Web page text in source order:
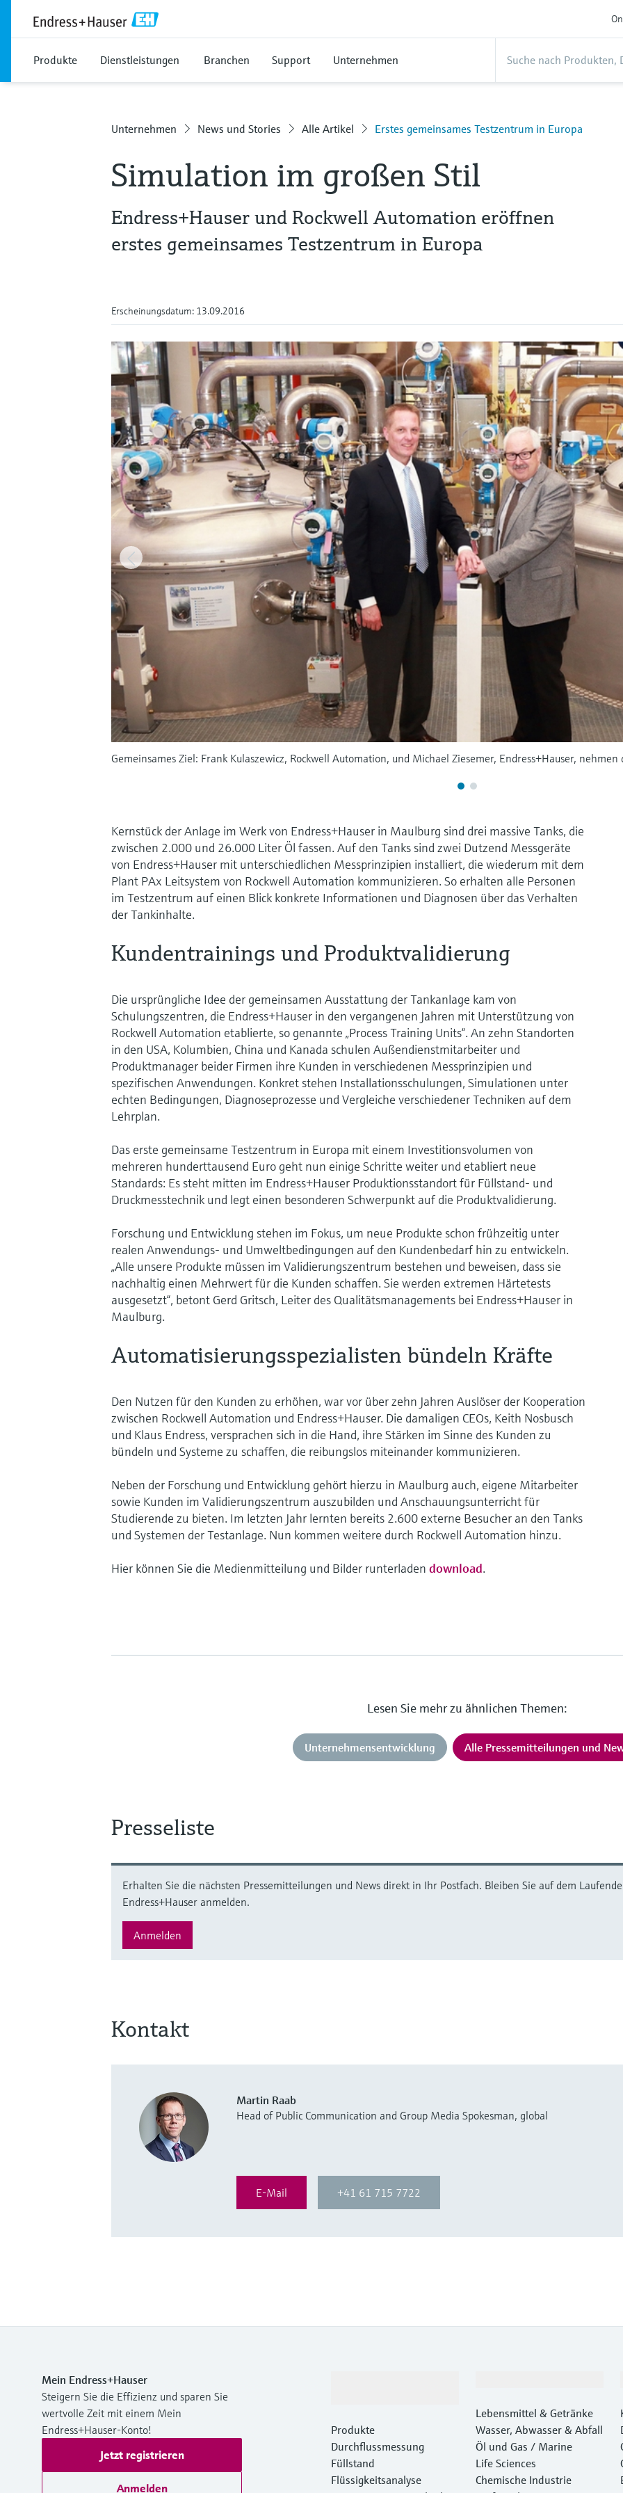
Produkte Dienstleistungen Branchen Support Unternehmen
Unternehmen News und Stories Alle Artikel Erstes gemeinsames Testzentrum in Europa
Simulation im großen Stil
Endress+Hauser und Rockwell Automation eröffnen
erstes gemeinsames Testzentrum in Europa
Erscheinungsdatum: 13.09.2016
Gemeinsames Ziel: Frank Kulaszewicz, Rockwell Automation, und Michael Ziesemer, Endress+Hauser,
Kernstück der Anlage im Werk von Endress+Hauser in Maulburg sind drei massive Tanks, die
zwischen 2.000 und 26.000 Liter Öl fassen. Auf den Tanks sind zwei Dutzend Messgeräte
von Endress+Hauser mit unterschiedlichen Messprinzipien installiert, die wiederum mit dem
Plant PAx Leitsystem von Rockwell Automation kommunizieren. So erhalten alle Personen
im Testzentrum auf einen Blick konkrete Informationen und Diagnosen über das Verhalten
der Tankinhalte.
Kundentrainings und Produktvalidierung
Die ursprüngliche Idee der gemeinsamen Ausstattung der Tankanlage kam von
Schulungszentren, die Endress+Hauser in den vergangenen Jahren mit Unterstützung von
Rockwell Automation etablierte, so genannte „Process Training Units“. An zehn Standorten
in den USA, Kolumbien, China und Kanada schulen Außendienstmitarbeiter und
Produktmanager beider Firmen ihre Kunden in verschiedenen Messprinzipien und
spezifischen Anwendungen. Konkret stehen Installationsschulungen, Simulationen unter
echten Bedingungen, Diagnoseprozesse und Vergleiche verschiedener Techniken auf dem
Lehrplan.
Das erste gemeinsame Testzentrum in Europa mit einem Investitionsvolumen von
mehreren hunderttausend Euro geht nun einige Schritte weiter und etabliert neue
Standards: Es steht mitten im Endress+Hauser Produktionsstandort für Füllstand- und
Druckmesstechnik und legt einen besonderen Schwerpunkt auf die Produktvalidierung.
Forschung und Entwicklung stehen im Fokus, um neue Produkte schon frühzeitig unter
realen Anwendungs- und Umweltbedingungen auf den Kundenbedarf hin zu entwickeln.
„Alle unsere Produkte müssen im Validierungszentrum bestehen und beweisen, dass sie
nachhaltig einen Mehrwert für die Kunden schaffen. Sie werden extremen Härtetests
ausgesetzt“, betont Gerd Gritsch, Leiter des Qualitätsmanagements bei Endress+Hauser in
Maulburg.
Automatisierungsspezialisten bündeln Kräfte
Den Nutzen für den Kunden zu erhöhen, war vor über zehn Jahren Auslöser der Kooperation
zwischen Rockwell Automation und Endress+Hauser. Die damaligen CEOs, Keith Nosbusch
und Klaus Endress, versprachen sich in die Hand, ihre Stärken im Sinne des Kunden zu
bündeln und Systeme zu schaffen, die reibungslos miteinander kommunizieren.
Neben der Forschung und Entwicklung gehört hierzu in Maulburg auch, eigene Mitarbeiter
sowie Kunden im Validierungszentrum auszubilden und Anschauungsunterricht für
Studierende zu bieten. Im letzten Jahr lernten bereits 2.600 externe Besucher an den Tanks
und Systemen der Testanlage. Nun kommen weitere durch Rockwell Automation hinzu.
Hier können Sie die Medienmitteilung und Bilder runterladen download.
Lesen Sie mehr zu ähnlichen Themen:
Unternehmensentwicklung Alle Pressemitteilungen und
Presseliste
Erhalten Sie die nächsten Pressemitteilungen und News direkt in Ihr Postfach. Bleiben Sie auf dem
Endress+Hauser anmelden.
Anmelden
Kontakt
Martin Raab
Head of Public Communication and Group Media Spokesman, global
E-Mail +41 61 715 7722
Mein Endress+Hauser
Steigern Sie die Effizienz und sparen Sie
wertvolle Zeit mit einem Mein
Endress+Hauser-Konto!
Jetzt registrieren
Anmelden
Produkte
Durchflussmessung
Füllstand
Flüssigkeitsanalyse
Lebensmittel & Getränke
Wasser, Abwasser & Abfall
Öl und Gas / Marine
Life Sciences
Chemische Industrie